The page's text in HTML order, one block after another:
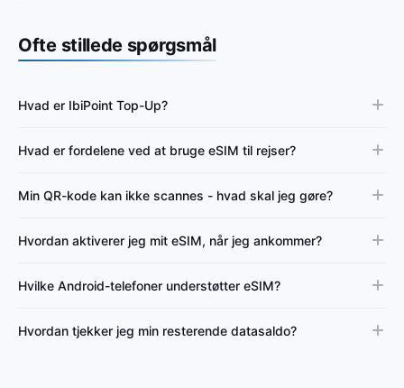
Ofte stillede spørgsmål
Hvad er IbiPoint Top-Up?
Hvad er fordelene ved at bruge eSIM til rejser?
Min QR-kode kan ikke scannes - hvad skal jeg gøre?
Hvordan aktiverer jeg mit eSIM, når jeg ankommer?
Hvilke Android-telefoner understøtter eSIM?
Hvordan tjekker jeg min resterende datasaldo?